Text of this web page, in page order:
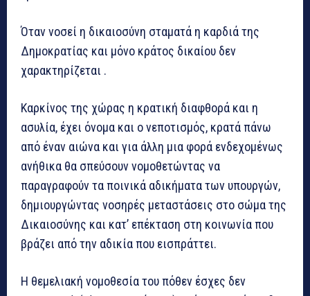
Όταν νοσεί η δικαιοσύνη σταματά η καρδιά της
Δημοκρατίας και μόνο κράτος δικαίου δεν
χαρακτηρίζεται .
Καρκίνος της χώρας η κρατική διαφθορά και η
ασυλία, έχει όνομα και ο νεποτισμός, κρατά πάνω
από έναν αιώνα και για άλλη μια φορά ενδεχομένως
ανήθικα θα σπεύσουν νομοθετώντας να
παραγραφούν τα ποινικά αδικήματα των υπουργών,
δημιουργώντας νοσηρές μεταστάσεις στο σώμα της
Δικαιοσύνης και κατ’ επέκταση στη κοινωνία που
βράζει από την αδικία που εισπράττει.
Η θεμελιακή νομοθεσία του πόθεν έσχες δεν